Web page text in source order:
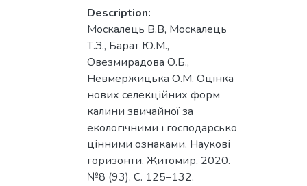
Description:
Москалець В.В, Москалець
Т.З., Барат Ю.М.,
Овезмирадова О.Б.,
Невмержицька О.М. Оцінка
нових селекційних форм
калини звичайної за
екологічними і господарсько
цінними ознаками. Наукові
горизонти. Житомир, 2020.
№8 (93). С. 125–132.